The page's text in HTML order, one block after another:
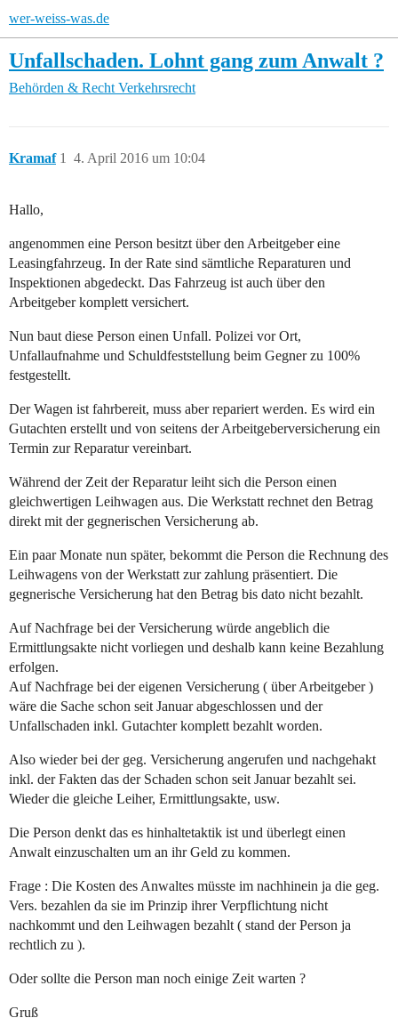
wer-weiss-was.de
Unfallschaden. Lohnt gang zum Anwalt ?
Behörden & Recht Verkehrsrecht
Kramaf 4. April 2016 um 10:04
1
Hallo,
angenommen eine Person besitzt über den Arbeitgeber eine
Leasingfahrzeug. In der Rate sind sämtliche Reparaturen und
Inspektionen abgedeckt. Das Fahrzeug ist auch über den
Arbeitgeber komplett versichert.
Nun baut diese Person einen Unfall. Polizei vor Ort,
Unfallaufnahme und Schuldfeststellung beim Gegner zu 100%
festgestellt.
Der Wagen ist fahrbereit, muss aber repariert werden. Es wird ein
Gutachten erstellt und von seitens der Arbeitgeberversicherung ein
Termin zur Reparatur vereinbart.
Während der Zeit der Reparatur leiht sich die Person einen
gleichwertigen Leihwagen aus. Die Werkstatt rechnet den Betrag
direkt mit der gegnerischen Versicherung ab.
Ein paar Monate nun später, bekommt die Person die Rechnung des
Leihwagens von der Werkstatt zur zahlung präsentiert. Die
gegnerische Versicherung hat den Betrag bis dato nicht bezahlt.
Auf Nachfrage bei der Versicherung würde angeblich die
Ermittlungsakte nicht vorliegen und deshalb kann keine Bezahlung
erfolgen.
Auf Nachfrage bei der eigenen Versicherung ( über Arbeitgeber )
wäre die Sache schon seit Januar abgeschlossen und der
Unfallschaden inkl. Gutachter komplett bezahlt worden.
Also wieder bei der geg. Versicherung angerufen und nachgehakt
inkl. der Fakten das der Schaden schon seit Januar bezahlt sei.
Wieder die gleiche Leiher, Ermittlungsakte, usw.
Die Person denkt das es hinhaltetaktik ist und überlegt einen
Anwalt einzuschalten um an ihr Geld zu kommen.
Frage : Die Kosten des Anwaltes müsste im nachhinein ja die geg.
Vers. bezahlen da sie im Prinzip ihrer Verpflichtung nicht
nachkommt und den Leihwagen bezahlt ( stand der Person ja
rechtlich zu ).
Oder sollte die Person man noch einige Zeit warten ?
Gruß